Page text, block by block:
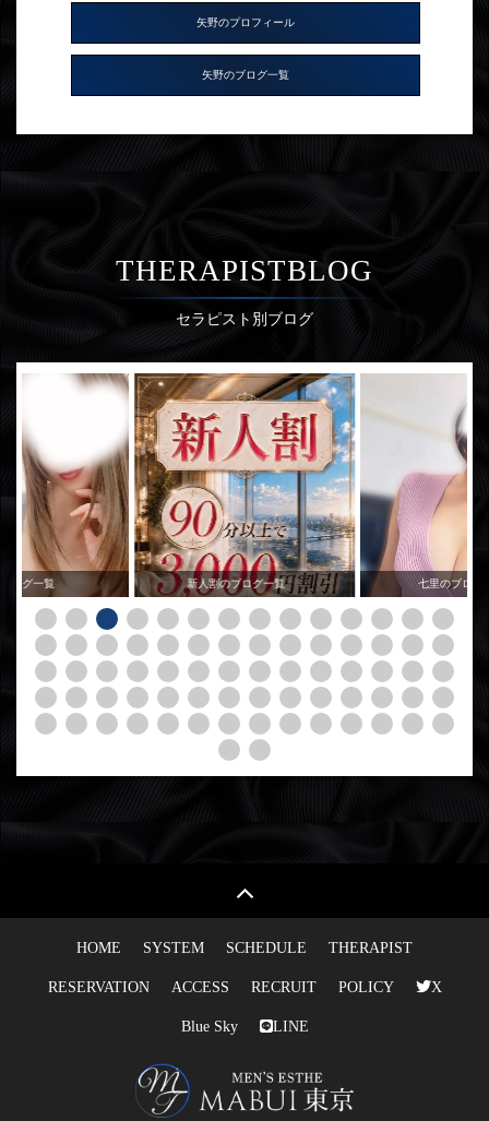
矢野のプロフィール
矢野のブログ一覧
THERAPISTBLOG
セラピスト別ブログ
ログ一覧 新人割のブログ一覧 七里のブログ
HOME SYSTEM SCHEDULE THERAPIST
RESERVATION ACCESS RECRUIT POLICY X
Blue Sky LINE